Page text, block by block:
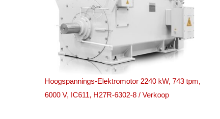
Hoogspannings-Elektromotor 2240 kW, 743 tpm,
6000 V, IC611, H27R-6302-8 / Verkoop